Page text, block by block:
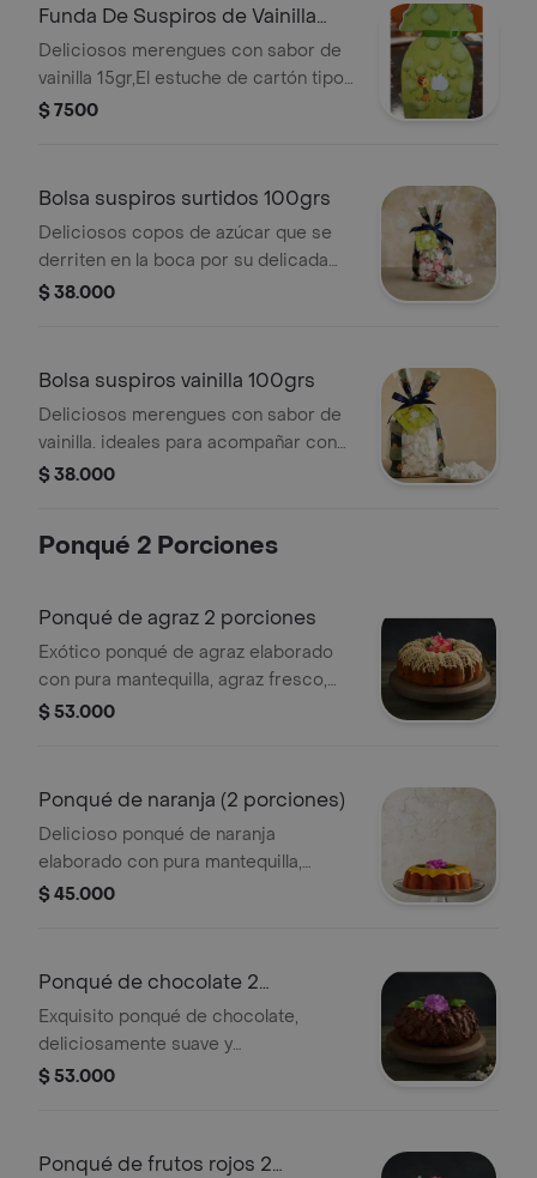
Funda De Suspiros de Vainilla
15gr
Deliciosos merengues con sabor de
vainilla 15gr,El estuche de cartón tipo
funda mide 16x9 cms
$ 7500
Bolsa suspiros surtidos 100grs
Deliciosos copos de azúcar que se
derriten en la boca por su delicada
textura. merengues perfectos con
$ 38.000
Bolsa suspiros vainilla 100grs
Deliciosos merengues con sabor de
vainilla. ideales para acompañar con
nuestras salsas o helados.
$ 38.000
Ponqué 2 Porciones
Ponqué de agraz 2 porciones
Exótico ponqué de agraz elaborado
con pura mantequilla, agraz fresco,
semilla de amapola y cubierto con una
(diámetro 11.3 cm, alto 6.7 cm)
$ 53.000
Ponqué de naranja (2 porciones)
Delicioso ponqué de naranja
elaborado con pura mantequilla,
semillas de amapola y mucho sabor a
metálico (diámetro 11.3 cm, alto 6.7
$ 45.000
Ponqué de chocolate 2
porciones
Exquisito ponqué de chocolate,
deliciosamente suave y
profundamente chocolatoso, con una
metálico(diámetro 11.3 cm, alto 6.7 cm)
$ 53.000
Ponqué de frutos rojos 2